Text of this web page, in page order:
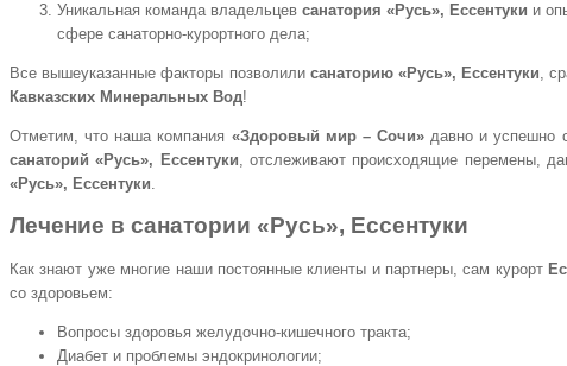
Уникальная команда владельцев санатория «Русь», Ессентуки и
сфере санаторно-курортного дела;
Все вышеуказанные факторы позволили санаторию «Русь», Ессентуки,
Кавказских Минеральных Вод!
Отметим, что наша компания «Здоровый мир – Сочи» давно и успешно
санаторий «Русь», Ессентуки, отслеживают происходящие перемены,
«Русь», Ессентуки.
Лечение в санатории «Русь», Ессентуки
Как знают уже многие наши постоянные клиенты и партнеры, сам курорт
со здоровьем:
Вопросы здоровья желудочно-кишечного тракта;
Диабет и проблемы эндокринологии;